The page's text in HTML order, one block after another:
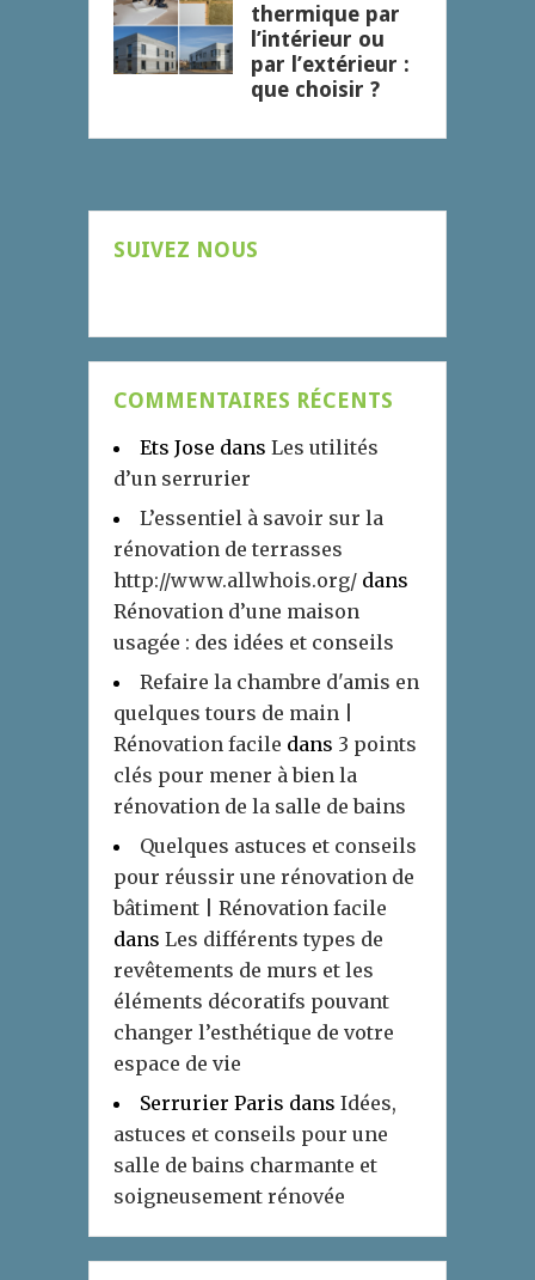
thermique par
l’intérieur ou
par l’extérieur :
que choisir ?
SUIVEZ NOUS
COMMENTAIRES RÉCENTS
Ets Jose dans Les utilités
d’un serrurier
L’essentiel à savoir sur la
rénovation de terrasses
http://www.allwhois.org/ dans
Rénovation d’une maison
usagée : des idées et conseils
Refaire la chambre d'amis en
quelques tours de main |
Rénovation facile dans 3 points
clés pour mener à bien la
rénovation de la salle de bains
Quelques astuces et conseils
pour réussir une rénovation de
bâtiment | Rénovation facile
dans Les différents types de
revêtements de murs et les
éléments décoratifs pouvant
changer l’esthétique de votre
espace de vie
Serrurier Paris dans Idées,
astuces et conseils pour une
salle de bains charmante et
soigneusement rénovée